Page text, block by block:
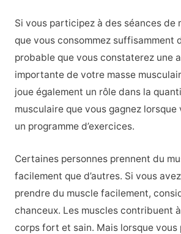
Si vous participez à des séances de
que vous consommez suffisamment
probable que vous constaterez une
importante de votre masse
joue également un rôle dans la
musculaire que vous gagnez lorsque
un programme d’exercices.
Certaines personnes prennent du
facilement que d’autres. Si vous
prendre du muscle facilement,
chanceux. Les muscles contribuent
corps fort et sain. Mais lorsque vous